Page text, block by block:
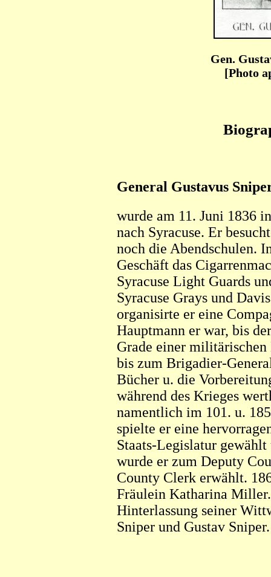
Gen.
[Photo
General Gustavus
wurde am 11. Juni 1836
nach Syracuse. Er
noch die Abendschulen.
Geschäft das
Syracuse Light Guards
Syracuse Grays und
organisirte er eine
Hauptmann er war, bis
Grade einer
bis zum Brigadier-
Bücher u. die
während des Krieges
namentlich im 101. u.
spielte er eine
Staats-Legislatur
wurde er zum Deputy
County Clerk erwählt.
Fräulein Katharina
Hinterlassung seiner
Sniper und Gustav